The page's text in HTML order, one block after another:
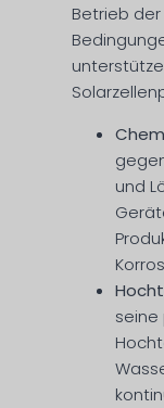
Betrieb
und
seine